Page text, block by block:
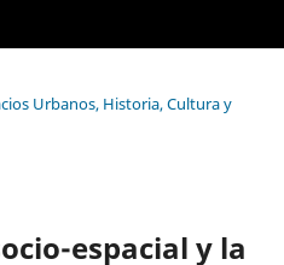
Urbanos, Historia, Cultura y
espacial y la